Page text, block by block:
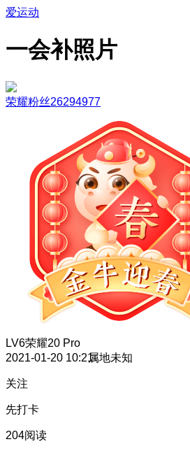
爱运动
一会补照片
荣耀粉丝26294977
LV6荣耀20 Pro
2021-01-20 10:21属地未知
关注
先打卡
204阅读